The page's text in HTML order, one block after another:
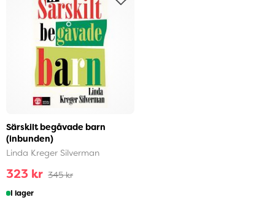
Särskilt begåvade barn
(inbunden)
Linda Kreger Silverman
323 kr 345 kr
I lager